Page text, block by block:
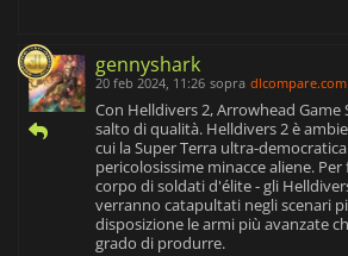
gennyshark
20 feb 2024, 11:26 sopra dlcompare.com
Con Helldivers 2, Arrowhead
salto di qualità. Helldivers 2 è
cui la Super Terra ultra-
pericolosissime minacce aliene.
corpo di soldati d'élite - gli
verranno catapultati negli scenari
disposizione le armi più avanzate
grado di produrre.